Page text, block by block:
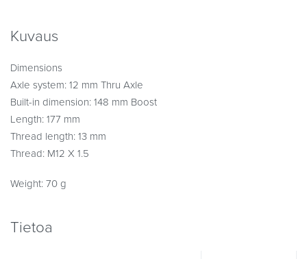
Kuvaus
Dimensions
Axle system: 12 mm Thru Axle
Built-in dimension: 148 mm Boost
Length: 177 mm
Thread length: 13 mm
Thread: M12 X 1.5
Weight: 70 g
Tietoa